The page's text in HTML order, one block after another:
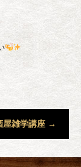
屋雑学講座 →